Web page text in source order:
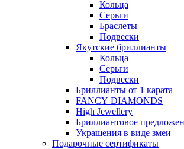
Кольца
Серьги
Браслеты
Подвески
Якутские бриллианты
Кольца
Серьги
Подвески
Бриллианты от 1 карата
FANCY DIAMONDS
High Jewellery
Бриллиантовое
Украшения в виде змеи
Подарочные сертификаты